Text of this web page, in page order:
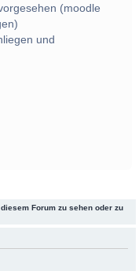
(moodle
und
Forum zu sehen oder zu